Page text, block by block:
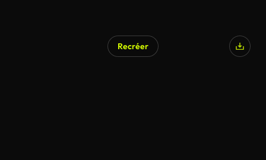
Recréer